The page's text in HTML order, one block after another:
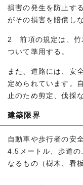
損害の発生を防止す
がその損害を賠償し
2 前項の規定は、竹
ついて準用する。
また、道路には、安
定められています。
止のため剪定、伐採
建築限界
自動車や歩行者の安
4.5メートル、歩道の
なるもの（樹木、看